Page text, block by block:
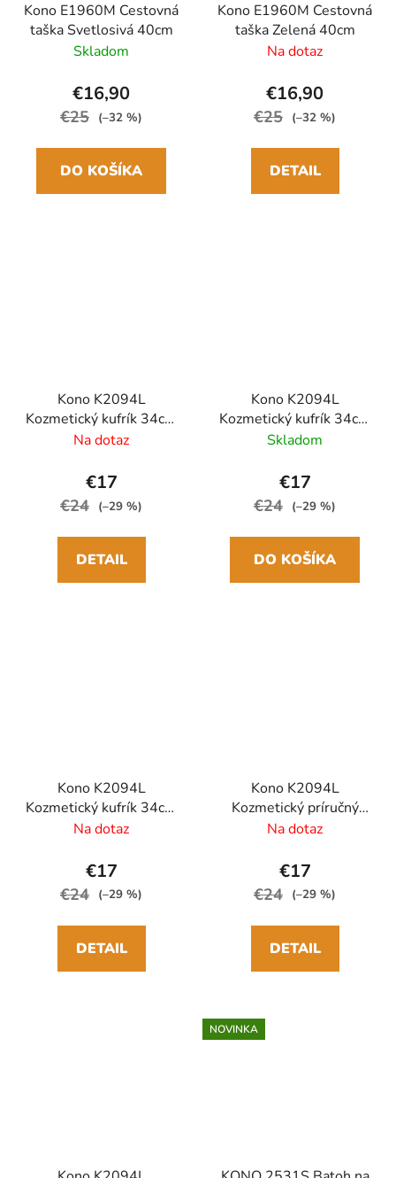
Kono E1960M Cestovná
taška Svetlosivá 40cm
Skladom
€16,90
€25 (–32 %)
DO KOŠÍKA
Kono E1960M Cestovná
taška Zelená 40cm
Na dotaz
€16,90
€25 (–32 %)
DETAIL
Kono K2094L
Kozmetický kufrík 34cm
Čierny Polypropylen
Na dotaz
€17
€24 (–29 %)
DETAIL
Kono K2094L
Kozmetický kufrík 34cm
Modrozelený
Skladom
€17
€24 (–29 %)
DO KOŠÍKA
Kono K2094L
Kozmetický kufrík 34cm
Oranžový Polypropylen
Na dotaz
€17
€24 (–29 %)
DETAIL
Kono K2094L
Kozmetický príručný
kufrík 34cm Biely
Na dotaz
€17
€24 (–29 %)
DETAIL
NOVINKA